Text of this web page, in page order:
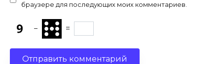
браузере для последующих моих комментариев.
− =